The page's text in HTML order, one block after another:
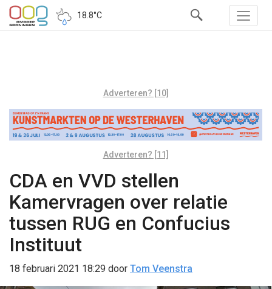
18.8°C
Adverteren? [10]
Adverteren? [11]
CDA en VVD stellen
Kamervragen over relatie
tussen RUG en Confucius
Instituut
18 februari 2021 18:29 door Tom Veenstra